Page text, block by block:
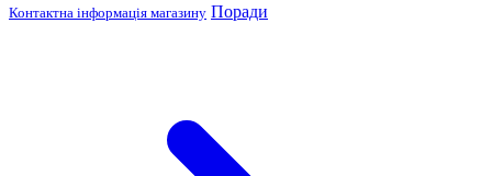
Контактна інформація магазину Поради